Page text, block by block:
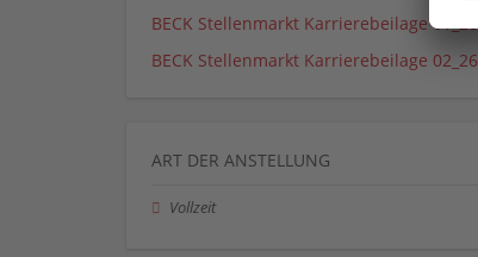
BECK Stellenmarkt Karrierebeilage 01_26
BECK Stellenmarkt Karrierebeilage 02_26
ART DER ANSTELLUNG
Vollzeit